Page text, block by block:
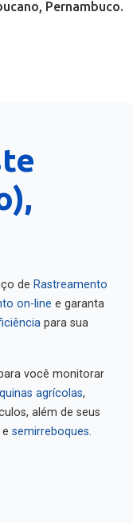
Pernambuco.
de Rastreamento
on-line e garanta
para sua
você monitorar
agrícolas,
além de seus
e semirreboques.